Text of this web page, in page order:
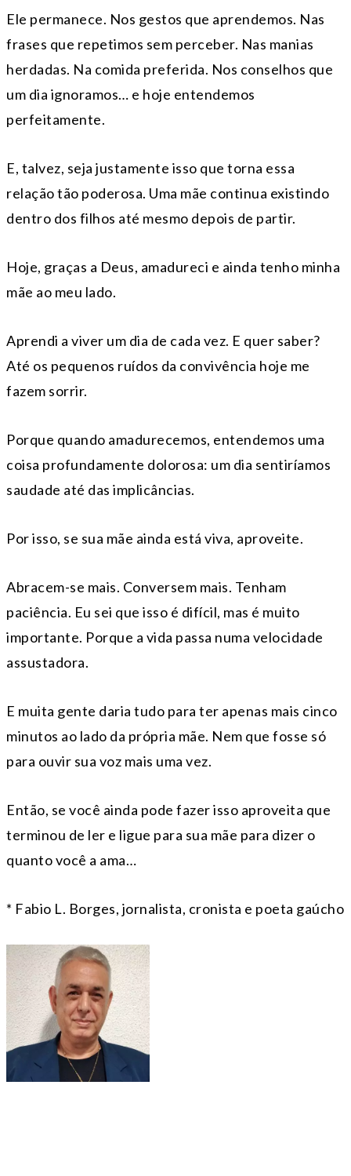
Ele permanece. Nos gestos que aprendemos. Nas
frases que repetimos sem perceber. Nas manias
herdadas. Na comida preferida. Nos conselhos que
um dia ignoramos… e hoje entendemos
perfeitamente.
E, talvez, seja justamente isso que torna essa
relação tão poderosa. Uma mãe continua existindo
dentro dos filhos até mesmo depois de partir.
Hoje, graças a Deus, amadureci e ainda tenho minha
mãe ao meu lado.
Aprendi a viver um dia de cada vez. E quer saber?
Até os pequenos ruídos da convivência hoje me
fazem sorrir.
Porque quando amadurecemos, entendemos uma
coisa profundamente dolorosa: um dia sentiríamos
saudade até das implicâncias.
Por isso, se sua mãe ainda está viva, aproveite.
Abracem-se mais. Conversem mais. Tenham
paciência. Eu sei que isso é difícil, mas é muito
importante. Porque a vida passa numa velocidade
assustadora.
E muita gente daria tudo para ter apenas mais cinco
minutos ao lado da própria mãe. Nem que fosse só
para ouvir sua voz mais uma vez.
Então, se você ainda pode fazer isso aproveita que
terminou de ler e ligue para sua mãe para dizer o
quanto você a ama…
* Fabio L. Borges, jornalista, cronista e poeta gaúcho